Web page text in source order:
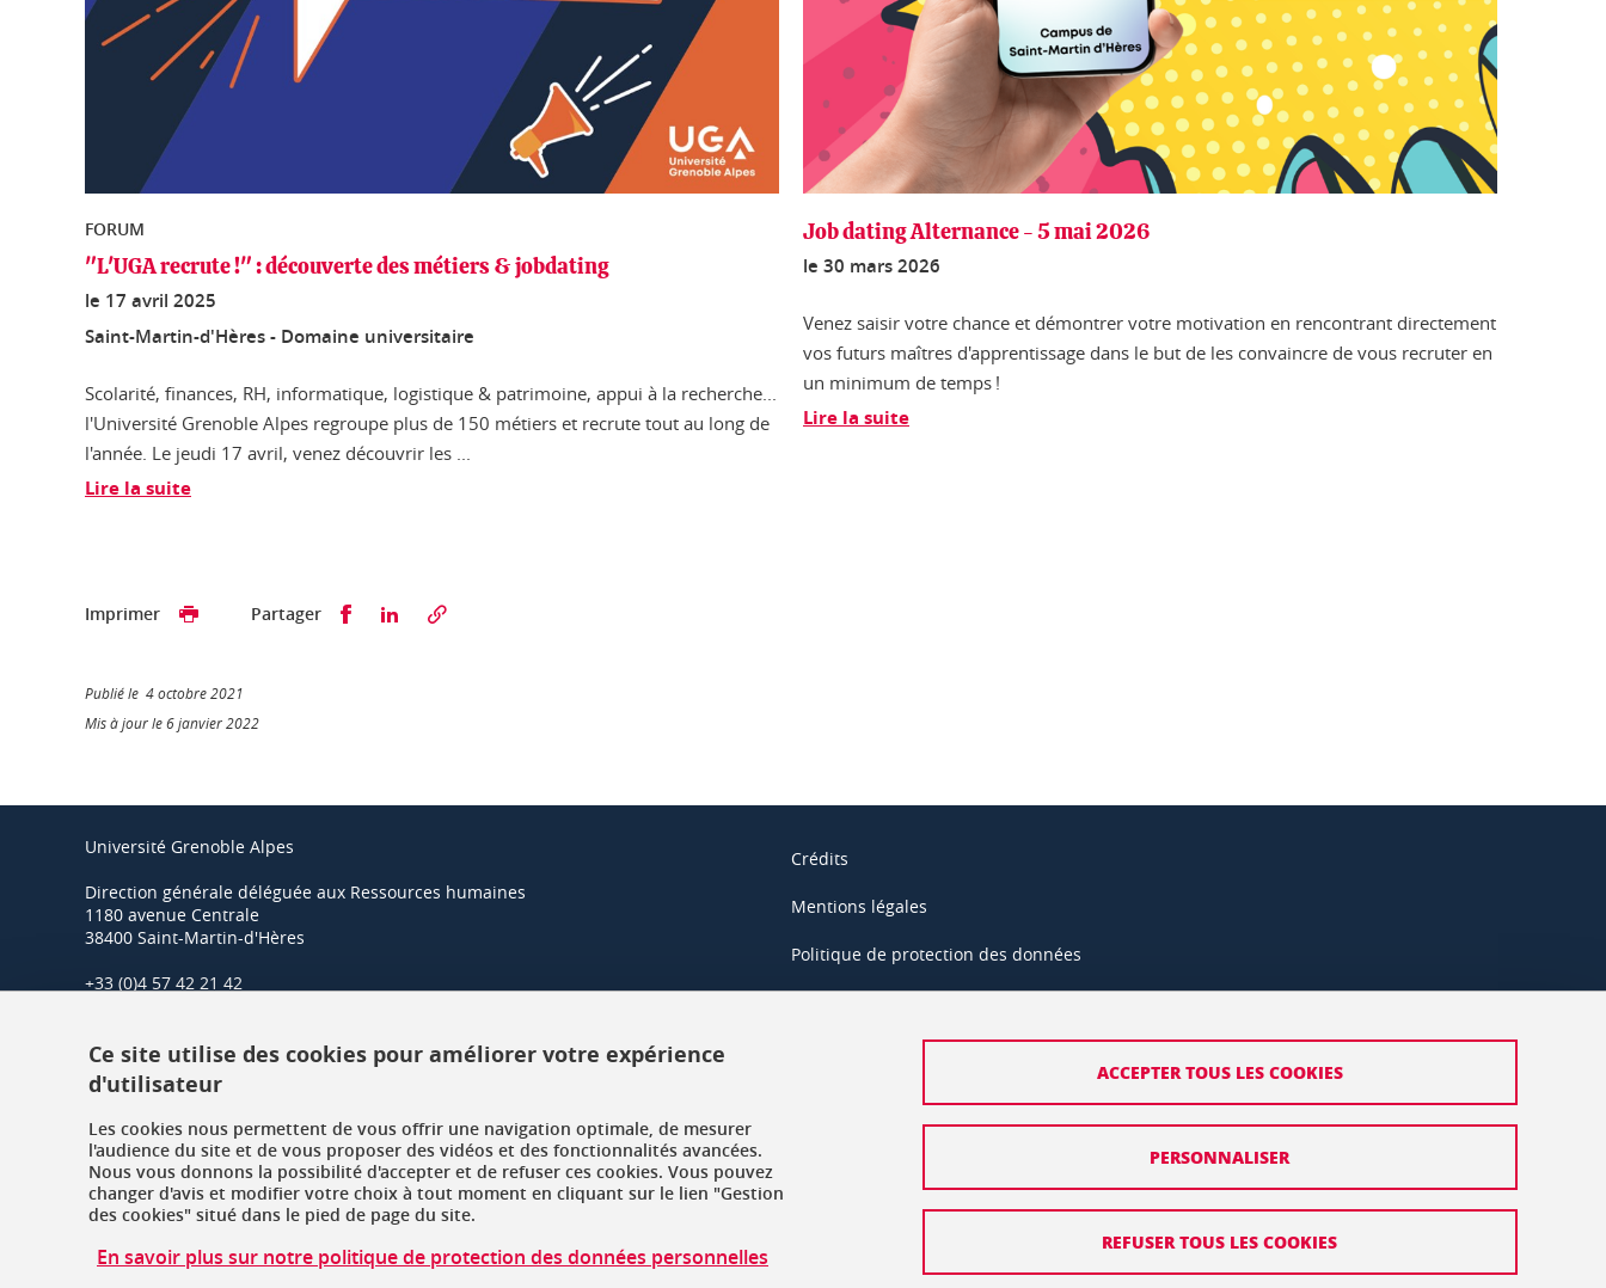
FORUM
"L'UGA recrute !" : découverte des métiers & jobdating
le 17 avril 2025
Saint-Martin-d'Hères - Domaine universitaire
Scolarité, finances, RH, informatique, logistique & patrimoine, appui à la recherche...
l'Université Grenoble Alpes regroupe plus de 150 métiers et recrute tout au long de
l'année. Le jeudi 17 avril, venez découvrir les ...
Lire la suite
Job dating Alternance - 5 mai 2026
le 30 mars 2026
Venez saisir votre chance et démontrer votre motivation en rencontrant directement
vos futurs maîtres d'apprentissage dans le but de les convaincre de vous recruter en
un minimum de temps !
Lire la suite
Imprimer Partager Partager sur Facebook
Partager sur LinkedIn
Publié le 4 octobre 2021
Mis à jour le 6 janvier 2022
Université Grenoble Alpes
Direction générale déléguée aux Ressources humaines
1180 avenue Centrale
38400 Saint-Martin-d'Hères
+33 (0)4 57 42 21 42
Crédits
Mentions légales
Politique de protection des données
Gestion des cookies
Accessibilité : non conforme
Ce site utilise des cookies pour améliorer votre expérience
d'utilisateur
Les cookies nous permettent de vous offrir une navigation optimale, de mesurer
l'audience du site et de vous proposer des vidéos et des fonctionnalités avancées.
Nous vous donnons la possibilité d'accepter et de refuser ces cookies. Vous pouvez
changer d'avis et modifier votre choix à tout moment en cliquant sur le lien "Gestion
des cookies" situé dans le pied de page du site.
En savoir plus sur notre politique de protection des données personnelles
ACCEPTER TOUS LES COOKIES
REFUSER TOUS LES COOKIES
PERSONNALISER